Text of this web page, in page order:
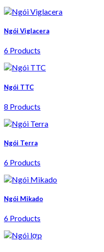
Ngói Viglacera
6 Products
Ngói TTC
8 Products
Ngói Terra
6 Products
Ngói Mikado
6 Products